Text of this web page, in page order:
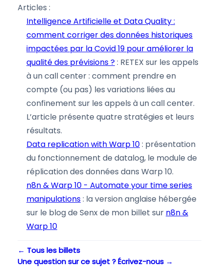
Articles :
Intelligence Artificielle et Data Quality :
comment corriger des données historiques
impactées par la Covid 19 pour améliorer la
qualité des prévisions ?: RETEX sur les appels
à un call center : comment prendre en
compte (ou pas) les variations liées au
confinement sur les appels à un call center.
L’article présente quatre stratégies et leurs
résultats.
Data replication with Warp 10: présentation
du fonctionnement de datalog, le module de
réplication des données dans Warp 10.
n8n & Warp 10 - Automate your time series
manipulations: la version anglaise hébergée
sur le blog de Senx de mon billet sur n8n &
Warp 10
← Tous les billets
Une question sur ce sujet ? Écrivez-nous →